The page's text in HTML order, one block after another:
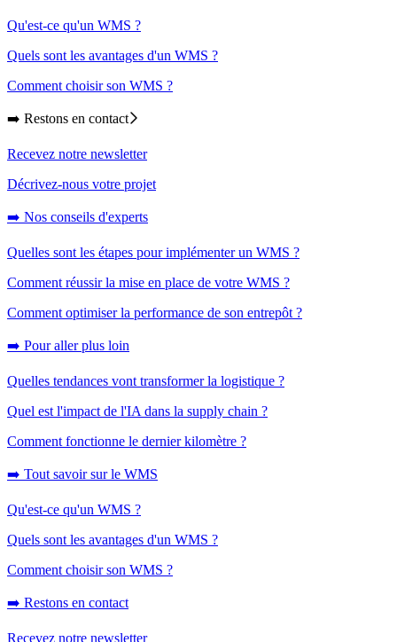
Qu'est-ce qu'un WMS ?
Quels sont les avantages d'un WMS ?
Comment choisir son WMS ?
➡️ Restons en contact
Recevez notre newsletter
Décrivez-nous votre projet
➡️ Nos conseils d'experts
Quelles sont les étapes pour implémenter un WMS ?
Comment réussir la mise en place de votre WMS ?
Comment optimiser la performance de son entrepôt ?
➡️ Pour aller plus loin
Quelles tendances vont transformer la logistique ?
Quel est l'impact de l'IA dans la supply chain ?
Comment fonctionne le dernier kilomètre ?
➡️ Tout savoir sur le WMS
Qu'est-ce qu'un WMS ?
Quels sont les avantages d'un WMS ?
Comment choisir son WMS ?
➡️ Restons en contact
Recevez notre newsletter